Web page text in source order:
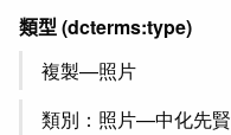
類型(dcterms:type)
複製—照片
類別：照片—中化先賢